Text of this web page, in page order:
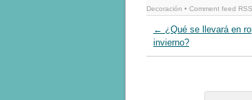
Decoración • Comment feed
← ¿Qué se llevará en
invierno?